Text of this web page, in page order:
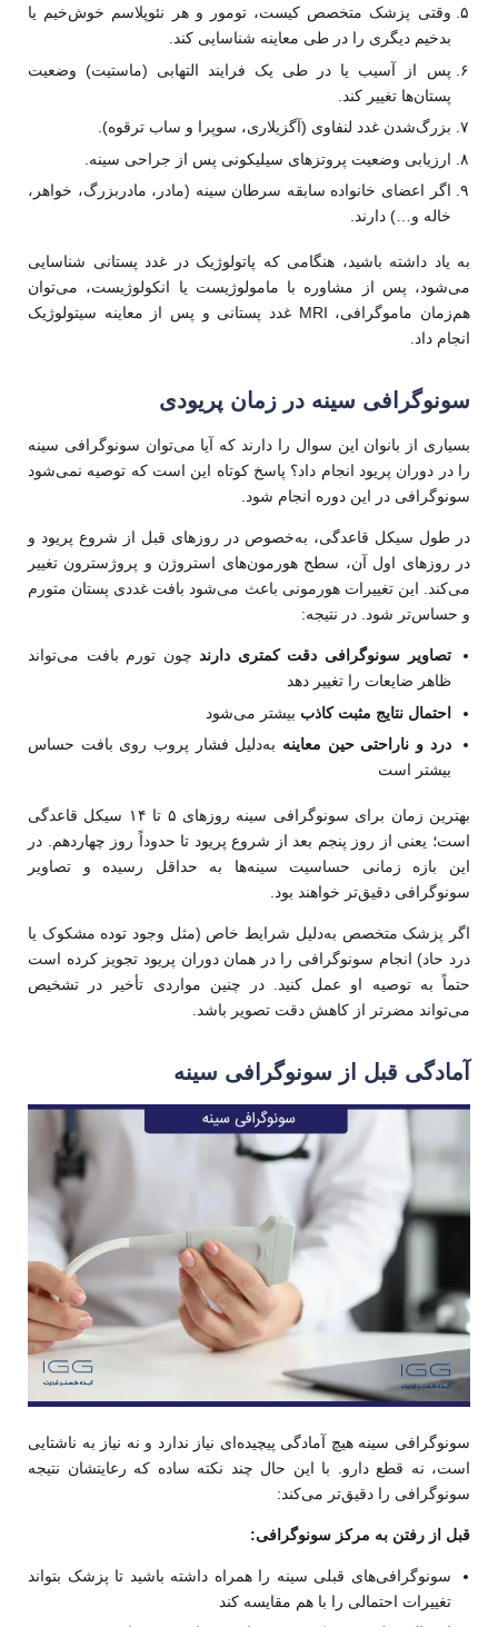
وقتی پزشک متخصص کیست، تومور و هر نئوپلاسم خوش‌خیم یا
بدخیم دیگری را در طی معاینه شناسایی کند.
پس از آسیب یا در طی یک فرایند التهابی (ماستیت) وضعیت
پستان‌ها تغییر کند.
بزرگ‌شدن غدد لنفاوی (آگزیلاری، سوپرا و ساب ترقوه).
ارزیابی وضعیت پروتزهای سیلیکونی پس از جراحی سینه.
اگر اعضای خانواده سابقه سرطان سینه (مادر، مادربزرگ، خواهر،
خاله و…) دارند.
به یاد داشته باشید، هنگامی که پاتولوژیک در غدد پستانی شناسایی
می‌شود، پس از مشاوره با مامولوژیست یا انکولوژیست، می‌توان
هم‌زمان ماموگرافی، MRI غدد پستانی و پس از معاینه سیتولوژیک
انجام داد.
سونوگرافی سینه در زمان پریودی
بسیاری از بانوان این سوال را دارند که آیا می‌توان سونوگرافی سینه
را در دوران پریود انجام داد؟ پاسخ کوتاه این است که توصیه نمی‌شود
سونوگرافی در این دوره انجام شود.
در طول سیکل قاعدگی، به‌خصوص در روزهای قبل از شروع پریود و
در روزهای اول آن، سطح هورمون‌های استروژن و پروژسترون تغییر
می‌کند. این تغییرات هورمونی باعث می‌شود بافت غددی پستان متورم
و حساس‌تر شود. در نتیجه:
تصاویر سونوگرافی دقت کمتری دارندچون تورم بافت می‌تواند
ظاهر ضایعات را تغییر دهد
احتمال نتایج مثبت کاذب بیشتر می‌شود
درد و ناراحتی حین معاینه به‌دلیل فشار پروب روی بافت حساس
بیشتر است
بهترین زمان برای سونوگرافی سینه روزهای ۵ تا ۱۴ سیکل قاعدگی
است؛ یعنی از روز پنجم بعد از شروع پریود تا حدوداً روز چهاردهم. در
این بازه زمانی حساسیت سینه‌ها به حداقل رسیده و تصاویر
سونوگرافی دقیق‌تر خواهند بود.
اگر پزشک متخصص به‌دلیل شرایط خاص (مثل وجود توده مشکوک یا
درد حاد) انجام سونوگرافی را در همان دوران پریود تجویز کرده است
حتماً به توصیه او عمل کنید. در چنین مواردی تأخیر در تشخیص
می‌تواند مضرتر از کاهش دقت تصویر باشد.
آمادگی قبل از سونوگرافی سینه
سونوگرافی سینه هیچ آمادگی پیچیده‌ای نیاز ندارد و نه نیاز به ناشتایی
است، نه قطع دارو. با این حال چند نکته ساده که رعایتشان نتیجه
سونوگرافی را دقیق‌تر می‌کند:
قبل از رفتن به مرکز سونوگرافی:
سونوگرافی‌های قبلی سینه را همراه داشته باشید تا پزشک بتواند
تغییرات احتمالی را با هم مقایسه کند